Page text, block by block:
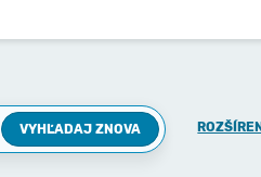
VYHĽADAJ ZNOVA